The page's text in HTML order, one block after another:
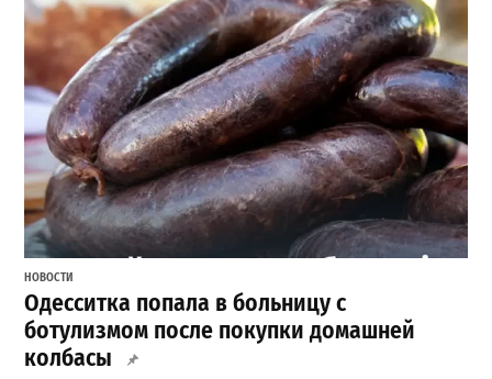
НОВОСТИ
Одесситка попала в больницу с
ботулизмом после покупки домашней
колбасы